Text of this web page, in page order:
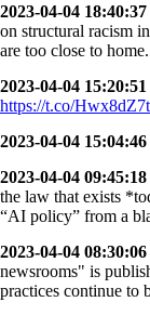
2023-04-04 18:40:37
on structural racism
are too close to
2023-04-04 15:20:51
https://t.co/
2023-04-04 15:04:46
2023-04-04 09:45:18
the law that exists
“AI policy” from a
2023-04-04 08:30:06
newsrooms" is
practices continue to